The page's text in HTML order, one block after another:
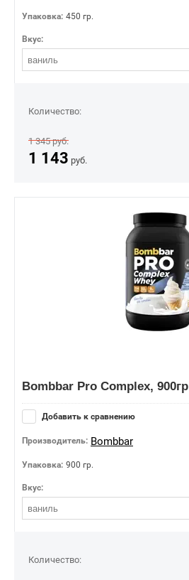
Упаковка: 450 гр.
Вкус:
ваниль
Количество:
1 345руб.
1 143 руб.
Bombbar Pro Complex, 900гр
Добавить к сравнению
Производитель: Bombbar
Упаковка: 900 гр.
Вкус:
ваниль
Количество: